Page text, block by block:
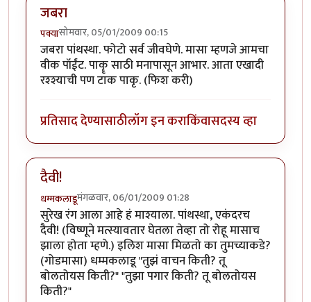
जबरा
पक्यासोमवार, 05/01/2009 00:15
जबरा पांथस्था. फोटो सर्व जीवघेणे. मासा म्हणजे आमचा
वीक पॉईंट. पाकॄ साठी मनापासून आभार. आता एखादी
रश्श्याची पण टाक पाकृ. (फिश करी)
प्रतिसाद देण्यासाठीलॉग इन कराकिंवासदस्य व्हा
दैवी!
धम्मकलाडूमंगळवार, 06/01/2009 01:28
सुरेख रंग आला आहे हं माश्याला. पांथस्था, एकंदरच
दैवी! (विष्णूने मत्स्यावतार घेतला तेव्हा तो रोहू मासाच
झाला होता म्हणे.) इलिश मासा मिळतो का तुमच्याकडे?
(गोडमासा) धम्मकलाडू "तुझं वाचन किती? तू
बोलतोयस किती?" "तुझा पगार किती? तू बोलतोयस
किती?"